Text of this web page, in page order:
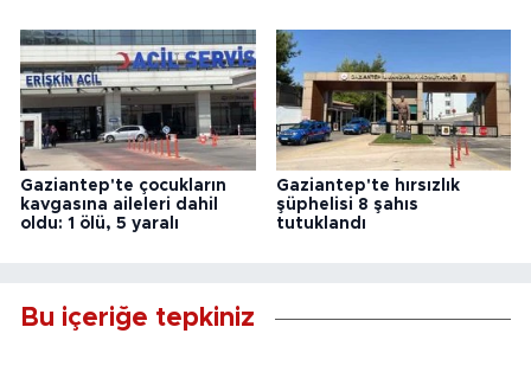
Gaziantep'te çocukların
kavgasına aileleri dahil
oldu: 1 ölü, 5 yaralı
Gaziantep'te hırsızlık
şüphelisi 8 şahıs
tutuklandı
Bu içeriğe tepkiniz